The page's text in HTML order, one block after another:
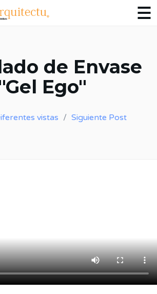
de Envase
Ego"
vistas Siguiente Post